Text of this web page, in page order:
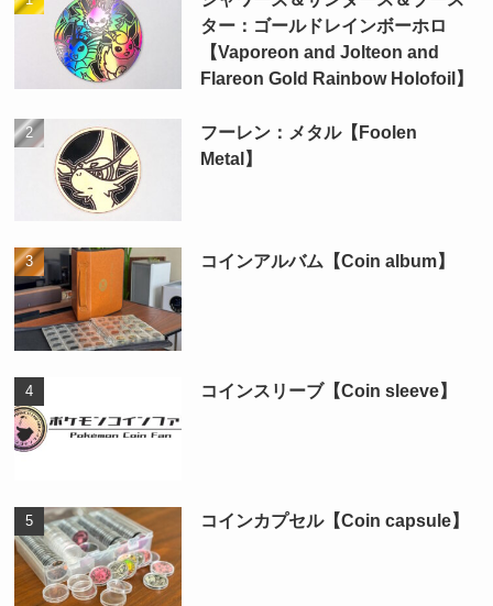
ター：ゴールドレインボーホロ
【Vaporeon and Jolteon and
Flareon Gold Rainbow Holofoil】
フーレン：メタル【Foolen
Metal】
コインアルバム【Coin album】
コインスリーブ【Coin sleeve】
コインカプセル【Coin capsule】